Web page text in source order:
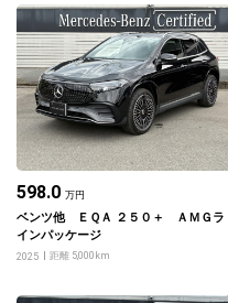
598.0 万円
ベンツ他 ＥＱＡ ２５０＋ ＡＭＧラ
インパッケージ
2025 距離 5,000km